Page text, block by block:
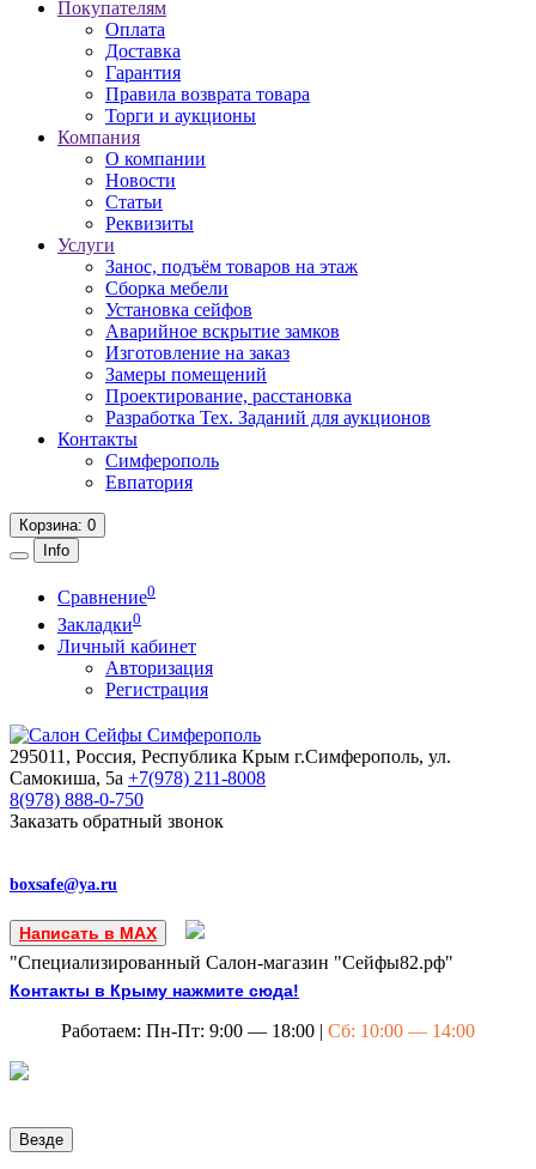
Покупателям
Оплата
Доставка
Гарантия
Правила возврата товара
Торги и аукционы
Компания
О компании
Новости
Статьи
Реквизиты
Услуги
Занос, подъём товаров на этаж
Сборка мебели
Установка сейфов
Аварийное вскрытие замков
Изготовление на заказ
Замеры помещений
Проектирование, расстановка
Разработка Тех. Заданий для аукционов
Контакты
Симферополь
Евпатория
Корзина: 0
Info
Сравнение0
Закладки0
Личный кабинет
Авторизация
Регистрация
295011, Россия, Республика Крым г.Симферополь, ул.
Самокиша, 5а +7(978) 211-8008
8(978) 888-0-750
Заказать обратный звонок
boxsafe@ya.ru
Написать в MAX
"Специализированный Салон-магазин "Сейфы82.рф"
Контакты в Крыму нажмите сюда!
Работаем: Пн-Пт: 9:00 — 18:00 | Сб: 10:00 — 14:00
Везде